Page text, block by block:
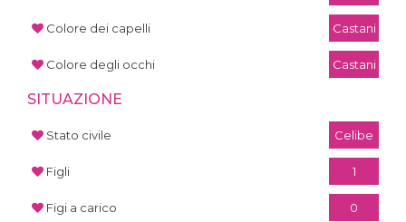
Colore dei capelli Castani
Colore degli occhi Castani
SITUAZIONE
Stato civile Celibe
Figli 1
Figi a carico 0